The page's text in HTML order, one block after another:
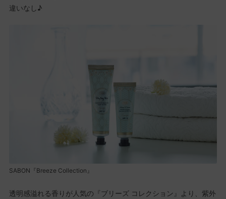
違いなし♪
SABON『Breeze Collection』
透明感溢れる香りが人気の『ブリーズ コレクション』より、紫外